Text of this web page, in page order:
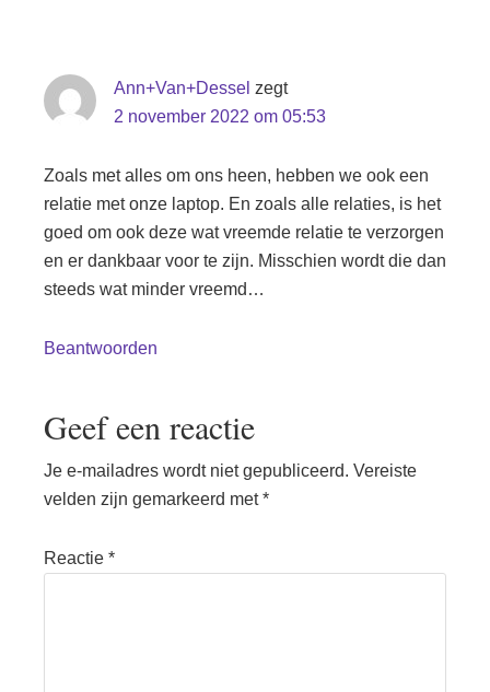
Ann+Van+Dessel zegt
2 november 2022 om 05:53
Zoals met alles om ons heen, hebben we ook een
relatie met onze laptop. En zoals alle relaties, is het
goed om ook deze wat vreemde relatie te verzorgen
en er dankbaar voor te zijn. Misschien wordt die dan
steeds wat minder vreemd…
Beantwoorden
Geef een reactie
Je e-mailadres wordt niet gepubliceerd. Vereiste
velden zijn gemarkeerd met*
Reactie *